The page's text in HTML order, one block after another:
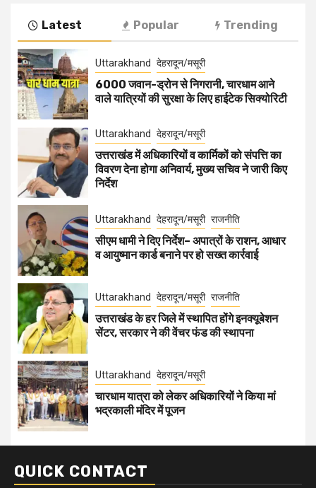
Latest Popular Trending
Uttarakhand देहरादून/मसूरी
6000 जवान-ड्रोन से निगरानी, चारधाम आने
वाले यात्रियों की सुरक्षा के लिए हाईटेक सिक्योरिटी
Uttarakhand देहरादून/मसूरी
उत्तराखंड में अधिकारियों व कार्मिकों को संपत्ति का
विवरण देना होगा अनिवार्य, मुख्य सचिव ने जारी किए
निर्देश
Uttarakhand देहरादून/मसूरी राजनीति
सीएम धामी ने दिए निर्देश– अपात्रों के राशन, आधार
व आयुष्मान कार्ड बनाने पर हो सख्त कार्रवाई
Uttarakhand देहरादून/मसूरी राजनीति
उत्तराखंड के हर जिले में स्थापित होंगे इनक्यूबेशन
सेंटर, सरकार ने की वेंचर फंड की स्थापना
Uttarakhand देहरादून/मसूरी
चारधाम यात्रा को लेकर अधिकारियों ने किया मां
भद्रकाली मंदिर में पूजन
QUICK CONTACT